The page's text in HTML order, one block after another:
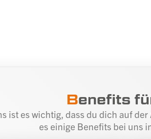
Benefits
ist es wichtig, dass du dich auf
es einige Benefits bei uns